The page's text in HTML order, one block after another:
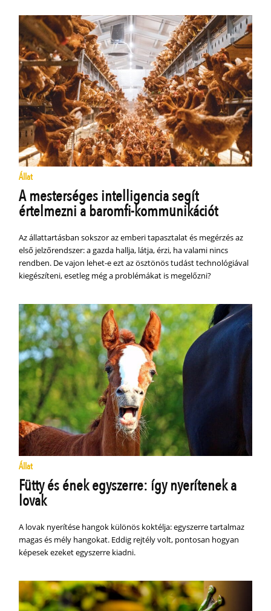
Állat
A mesterséges intelligencia segít
értelmezni a baromfi-kommunikációt
Az állattartásban sokszor az emberi tapasztalat és megérzés az
első jelzőrendszer: a gazda hallja, látja, érzi, ha valami nincs
rendben. De vajon lehet-e ezt az ösztönös tudást technológiával
kiegészíteni, esetleg még a problémákat is megelőzni?
Állat
Fütty és ének egyszerre: így nyerítenek a
lovak
A lovak nyerítése hangok különös koktélja: egyszerre tartalmaz
magas és mély hangokat. Eddig rejtély volt, pontosan hogyan
képesek ezeket egyszerre kiadni.